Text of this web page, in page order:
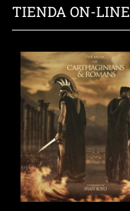
TIENDA ON-LINE